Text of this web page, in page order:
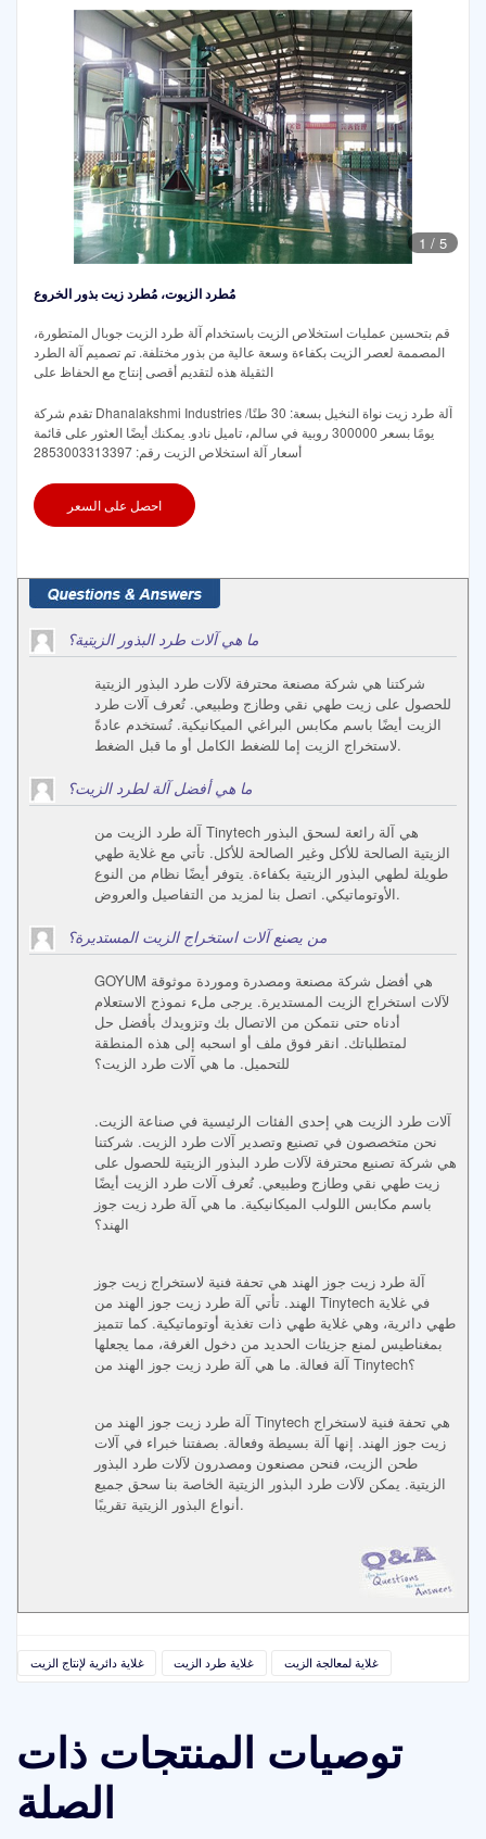
1 / 5
مُطرد الزيوت، مُطرد زيت بذور الخروع
قم بتحسين عمليات استخلاص الزيت باستخدام آلة طرد الزيت جوبال المتطورة،
المصممة لعصر الزيت بكفاءة وسعة عالية من بذور مختلفة. تم تصميم آلة الطرد
الثقيلة هذه لتقديم أقصى إنتاج مع الحفاظ على
تقدم شركة Dhanalakshmi Industries آلة طرد زيت نواة النخيل بسعة: 30 طنًا/
يومًا بسعر 300000 روبية في سالم، تاميل نادو. يمكنك أيضًا العثور على قائمة
أسعار آلة استخلاص الزيت رقم: 2853003313397
احصل على السعر
ما هي آلات طرد البذور الزيتية؟
شركتنا هي شركة مصنعة محترفة لآلات طرد البذور الزيتية
للحصول على زيت طهي نقي وطازج وطبيعي. تُعرف آلات طرد
الزيت أيضًا باسم مكابس البراغي الميكانيكية. تُستخدم عادةً
لاستخراج الزيت إما للضغط الكامل أو ما قبل الضغط.
ما هي أفضل آلة لطرد الزيت؟
آلة طرد الزيت من Tinytech هي آلة رائعة لسحق البذور
الزيتية الصالحة للأكل وغير الصالحة للأكل. تأتي مع غلاية طهي
طويلة لطهي البذور الزيتية بكفاءة. يتوفر أيضًا نظام من النوع
الأوتوماتيكي. اتصل بنا لمزيد من التفاصيل والعروض.
من يصنع آلات استخراج الزيت المستديرة؟
GOYUM هي أفضل شركة مصنعة ومصدرة وموردة موثوقة
لآلات استخراج الزيت المستديرة. يرجى ملء نموذج الاستعلام
أدناه حتى نتمكن من الاتصال بك وتزويدك بأفضل حل
لمتطلباتك. انقر فوق ملف أو اسحبه إلى هذه المنطقة
للتحميل. ما هي آلات طرد الزيت؟
آلات طرد الزيت هي إحدى الفئات الرئيسية في صناعة الزيت.
نحن متخصصون في تصنيع وتصدير آلات طرد الزيت. شركتنا
هي شركة تصنيع محترفة لآلات طرد البذور الزيتية للحصول على
زيت طهي نقي وطازج وطبيعي. تُعرف آلات طرد الزيت أيضًا
باسم مكابس اللولب الميكانيكية. ما هي آلة طرد زيت جوز
الهند؟
آلة طرد زيت جوز الهند هي تحفة فنية لاستخراج زيت جوز
الهند. تأتي آلة طرد زيت جوز الهند من Tinytech في غلاية
طهي دائرية، وهي غلاية طهي ذات تغذية أوتوماتيكية. كما تتميز
بمغناطيس لمنع جزيئات الحديد من دخول الغرفة، مما يجعلها
آلة فعالة. ما هي آلة طرد زيت جوز الهند من Tinytech؟
آلة طرد زيت جوز الهند من Tinytech هي تحفة فنية لاستخراج
زيت جوز الهند. إنها آلة بسيطة وفعالة. بصفتنا خبراء في آلات
طحن الزيت، فنحن مصنعون ومصدرون لآلات طرد البذور
الزيتية. يمكن لآلات طرد البذور الزيتية الخاصة بنا سحق جميع
أنواع البذور الزيتية تقريبًا.
غلاية دائرية لإنتاج الزيت غلاية طرد الزيت غلاية لمعالجة الزيت
توصيات المنتجات ذات
الصلة